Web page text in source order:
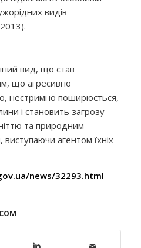
видів
вид, що став
що агресивно
нестримно поширюється,
і становить загрозу
та природним
агентом їхніх
news/32293.html